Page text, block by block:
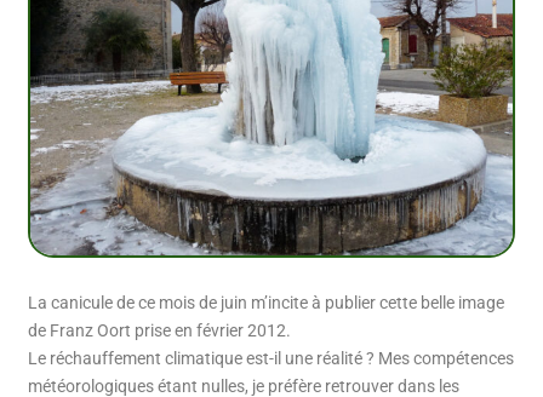
La canicule de ce mois de juin m’incite à publier cette belle image
de Franz Oort prise en février 2012.
Le réchauffement climatique est-il une réalité ? Mes compétences
météorologiques étant nulles, je préfère retrouver dans les